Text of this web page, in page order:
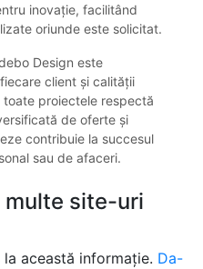
inovație, facilitând
oriunde este solicitat.
Design este
client și calității
proiectele respectă
de oferte și
contribuie la succesul
sau de afaceri.
multe site-uri
această informație. Da-